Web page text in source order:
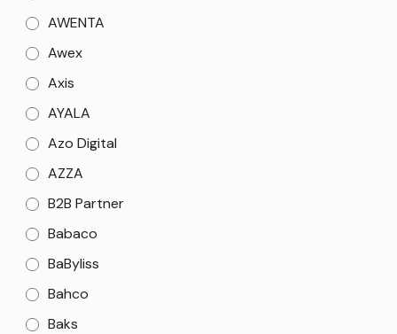
AWENTA
Awex
Axis
AYALA
Azo Digital
AZZA
B2B Partner
Babaco
BaByliss
Bahco
Baks